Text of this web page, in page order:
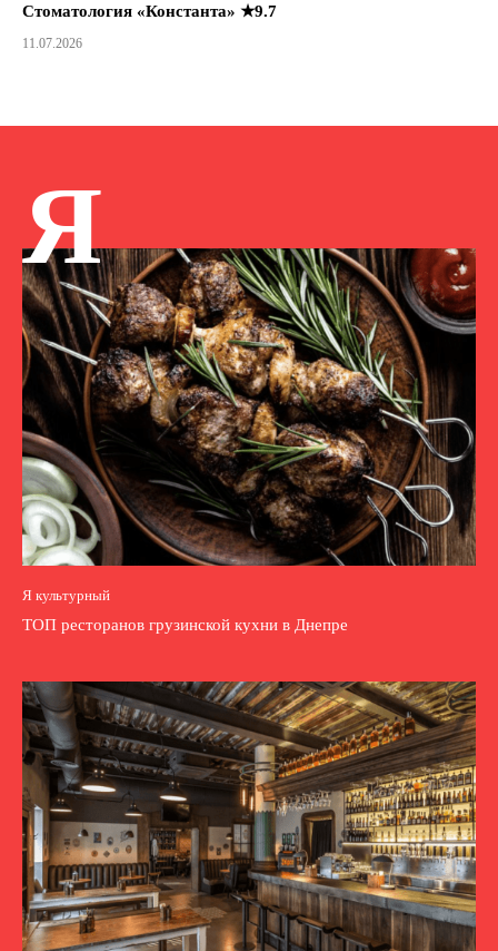
Стоматология «Константа» ★9.7
11.07.2026
Я
Я культурный
ТОП ресторанов грузинской кухни в Днепре